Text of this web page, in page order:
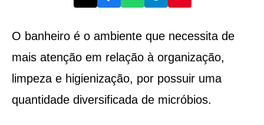
O banheiro é o ambiente que necessita de
mais atenção em relação à organização,
limpeza e higienização, por possuir uma
quantidade diversificada de micróbios.